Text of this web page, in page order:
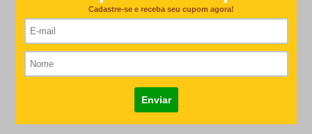
4.7
Write A Review